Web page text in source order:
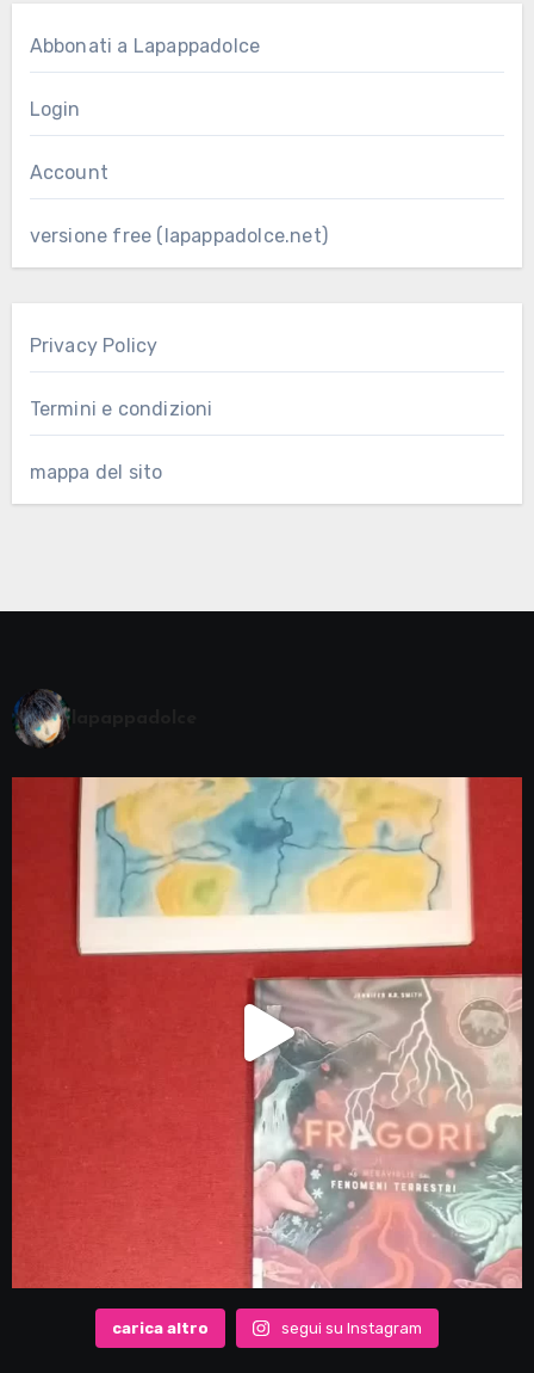
Abbonati a Lapappadolce
Login
Account
versione free (lapappadolce.net)
Privacy Policy
Termini e condizioni
mappa del sito
carica altro segui su Instagram